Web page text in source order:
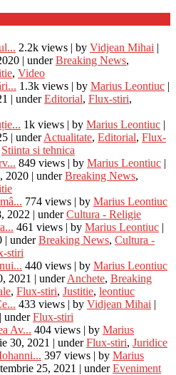
2.2k views | by Vidjean Mihai |
| underBreaking News,
, Video
1.3k views | by Marius Leontiuc |
| underEditorial, Flux-stiri,
1k views | by Marius Leontiuc |
| underActualitate, Editorial, Flux-
Stiinta si tehnica
849 views | by Marius Leontiuc |
2020 | underBreaking News,
774 views | by Marius Leontiuc
2022 | underCultura - Religie
461 views | by Marius Leontiuc |
| underBreaking News, Cultura -
stiri
440 views | by Marius Leontiuc
2021 | underAnchete, Breaking
, Flux-stiri, Justitie, leontiuc
433 views | by Vidjean Mihai |
| underFlux-stiri
Av... 404 views | by Marius
30, 2021 | underFlux-stiri, Juridice
397 views | by Marius
25, 2021 | underEveniment